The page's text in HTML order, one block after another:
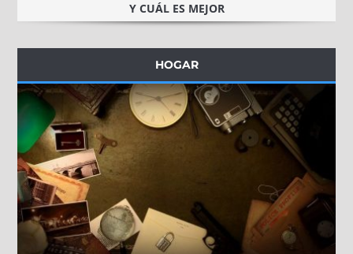
Y CUÁL ES MEJOR
HOGAR